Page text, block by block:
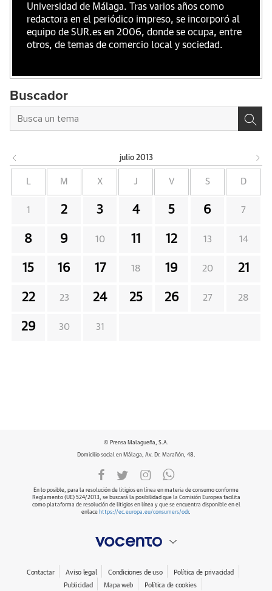
Universidad de Málaga. Tras varios años como
redactora en el periódico impreso, se incorporó al
equipo de SUR.es en 2006, donde se ocupa, entre
otros, de temas de comercio local y sociedad.
Buscador
julio 2013
L M X J V S D
1 2 3 4 5 6 7
8 9 10 11 12 13 14
15 16 17 18 19 20 21
22 23 24 25 26 27 28
29 30 31
© Prensa Malagueña, S.A.
Domicilio social en Málaga, Av. Dr. Marañón, 48.
En lo posible, para la resolución de litigios en línea en materia de consumo conforme
Reglamento (UE) 524/2013, se buscará la posibilidad que la Comisión Europea facilita
como plataforma de resolución de litigios en línea y que se encuentra disponible en el
enlace https://ec.europa.eu/consumers/odr.
Contactar Aviso legal Condiciones de uso
Política de privacidad
Publicidad
Mapa web Política de cookies